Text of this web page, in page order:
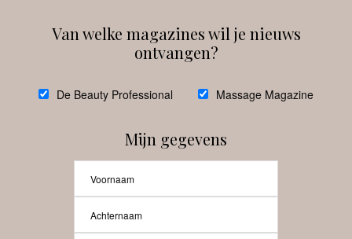
debeautyprofessional
Van welke magazines wil je nieuws
ontvangen?
De Beauty Professional Massage Magazine
Mijn gegevens